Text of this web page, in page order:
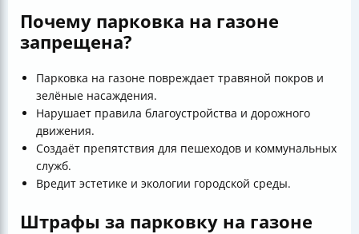
Почему парковка на газоне
запрещена?
Парковка на газоне повреждает травяной покров и
зелёные насаждения.
Нарушает правила благоустройства и дорожного
движения.
Создаёт препятствия для пешеходов и коммунальных
служб.
Вредит эстетике и экологии городской среды.
Штрафы за парковку на газоне